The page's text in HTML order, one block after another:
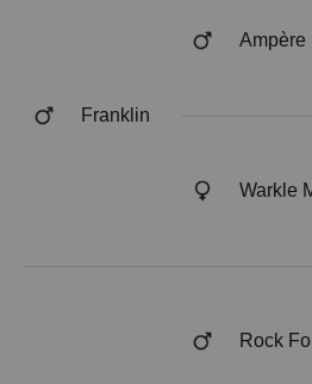
Franklin
Ampère
Warkle
Rock